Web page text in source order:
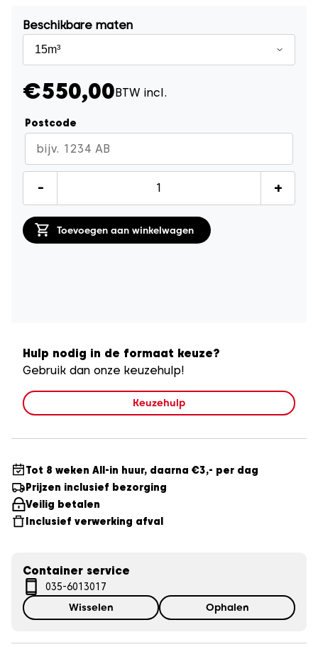
Beschikbare maten
€550,00BTW incl.
Postcode
- +
Toevoegen aan winkelwagen
Hulp nodig in de formaat keuze?
Gebruik dan onze keuzehulp!
Keuzehulp
Tot 8 weken All-in huur, daarna €3,- per dag
Prijzen inclusief bezorging
Veilig betalen
Inclusief verwerking afval
Container service
035-6013017
Wisselen
Ophalen